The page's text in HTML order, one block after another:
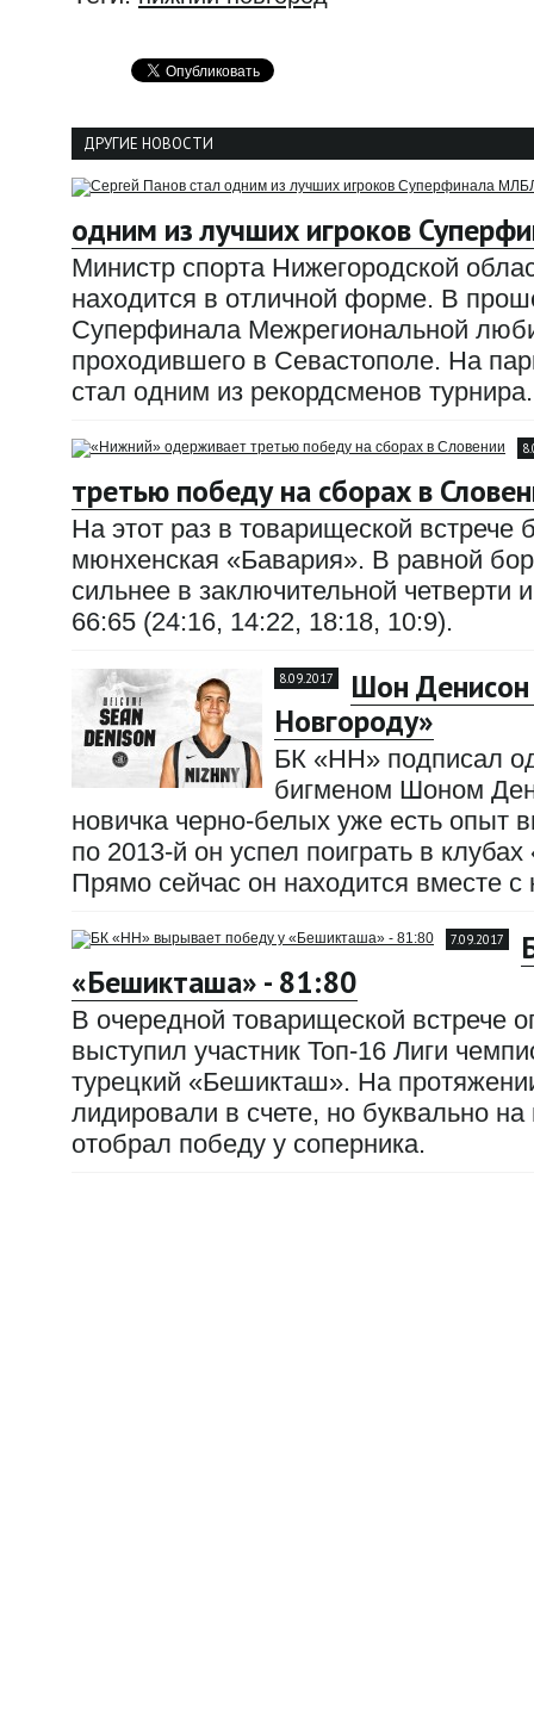
ДРУГИЕ НОВОСТИ
одним из лучших игроков
Министр спорта Нижегородской
находится в отличной форме. В
Суперфинала Межрегиональной
проходившего в Севастополе. На
стал одним из рекордсменов турнира.
третью победу на сборах в
На этот раз в товарищеской
мюнхенская «Бавария». В равной
сильнее в заключительной четверти
66:65 (24:16, 14:22, 18:18, 10:9).
8.09.2017
Шон Денисон
Новгороду»
БК «НН» подписал
бигменом Шоном
новичка черно-белых уже есть опыт
по 2013-й он успел поиграть в
Прямо сейчас он находится вместе
7.09.2017
«Бешикташа» - 81:80
В очередной товарищеской встрече
выступил участник Топ-16 Лиги
турецкий «Бешикташ». На
лидировали в счете, но буквально
отобрал победу у соперника.